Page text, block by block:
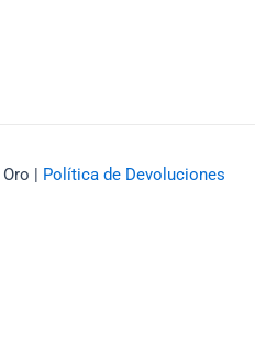
| Política de Devoluciones